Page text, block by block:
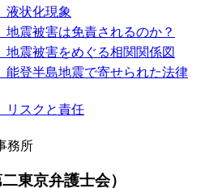
状化現象
震被害は免責されるのか？
震被害をめぐる相関関係図
登半島地震で寄せられた法律
スクと責任
二東京弁護士会）